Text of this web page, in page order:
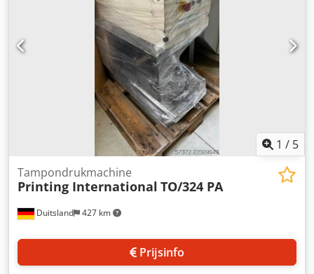
Instelbare hoek tussen invoer- en stijggedeelte Variabel
instelbare helling Meeneemhoogte 30 mm
Meeneemafstand 500 mm Bandsnelheid 3 m/min
Verrijdbaar op zwenkbare remwielen Drie-delige
trechterplaten voor het invoergedeelte De genoemde
aanbiedingsprijs geldt voor de NS1. Andere
hoektransporteurs in verschillende afmetingen bestelbaar,
zie lijst op afbeelding 2. Afmetingen naar klantwens zijn
1 / 5
Duitsland 427 km
Tampondrukmachine
Printing International TO/324 PA
Prijsinfo